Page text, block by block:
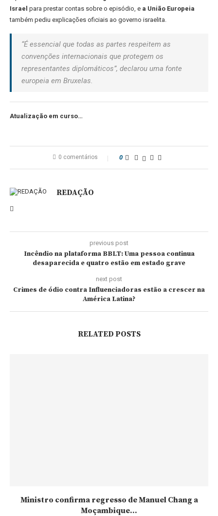
Israel para prestar contas sobre o episódio, e a União Europeia
também pediu explicações oficiais ao governo israelita.
“É essencial que todas as partes respeitem as
convenções internacionais que protegem os
representantes diplomáticos”, declarou uma fonte
europeia em Bruxelas.
Atualização em curso…
0 comentários 0
REDAÇÃO
previous post
Incêndio na plataforma BBLT: Uma pessoa continua
desaparecida e quatro estão em estado grave
next post
Crimes de ódio contra Influenciadoras estão a crescer na
América Latina?
RELATED POSTS
Ministro confirma regresso de Manuel Chang a
Moçambique...